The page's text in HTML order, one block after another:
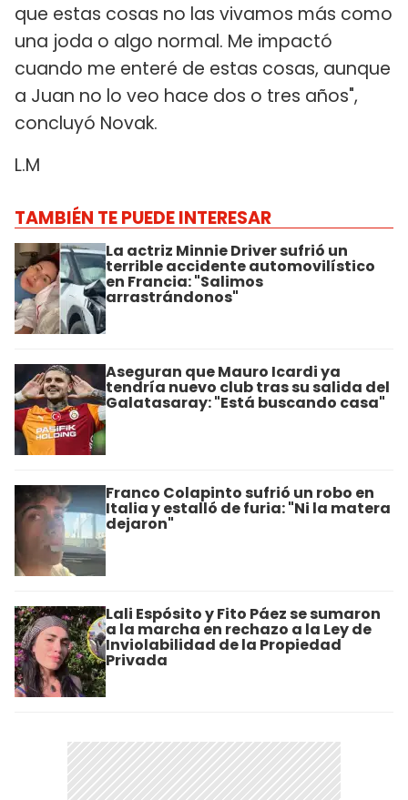
que estas cosas no las vivamos más como
una joda o algo normal. Me impactó
cuando me enteré de estas cosas, aunque
a Juan no lo veo hace dos o tres años",
concluyó Novak.
L.M
TAMBIÉN TE PUEDE INTERESAR
La actriz Minnie Driver sufrió un
terrible accidente automovilístico
en Francia: "Salimos
arrastrándonos"
Aseguran que Mauro Icardi ya
tendría nuevo club tras su salida del
Galatasaray: "Está buscando casa"
Franco Colapinto sufrió un robo en
Italia y estalló de furia: "Ni la matera
dejaron"
Lali Espósito y Fito Páez se sumaron
a la marcha en rechazo a la Ley de
Inviolabilidad de la Propiedad
Privada